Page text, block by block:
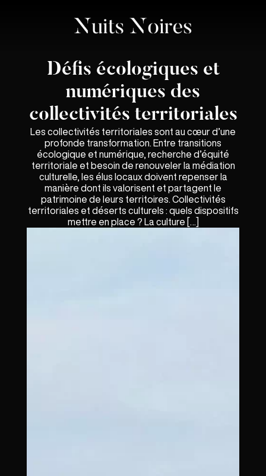
Défis écologiques et
numériques des
collectivités territoriales
Les collectivités territoriales sont au cœur d’une
profonde transformation. Entre transitions
écologique et numérique, recherche d’équité
territoriale et besoin de renouveler la médiation
culturelle, les élus locaux doivent repenser la
manière dont ils valorisent et partagent le
patrimoine de leurs territoires. Collectivités
territoriales et déserts culturels : quels dispositifs
mettre en place ? La culture […]